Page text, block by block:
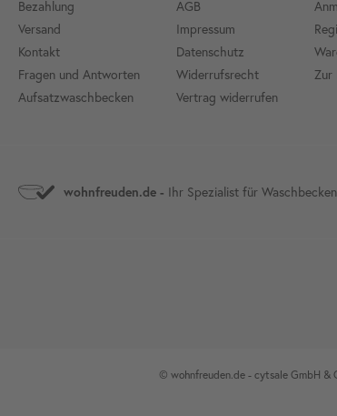
wohnfreuden.de - Ihr Spezialist für
Bezahlung
Versand
Kontakt
Fragen und Antworten
Aufsatzwaschbecken
AGB
Impressum
Datenschutz
Widerrufsrecht
Vertrag widerrufen
Zur
© wohnfreuden.de - cytsale GmbH &